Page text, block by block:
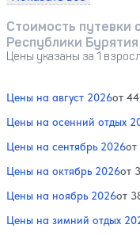
Стоимость путевки
Республики
Цены указаны за 1
Цены на август 2026от
Цены на осенний отдых
Цены на сентябрь 2026от
Цены на октябрь 2026от
Цены на ноябрь 2026от
Цены на зимний отдых